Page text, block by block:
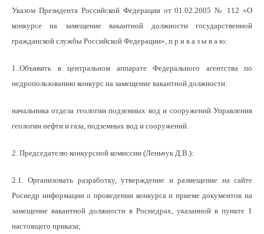
Указом Президента Российской Федерации от 01.02.2005 № 112 «О
конкурсе на замещение вакантной должности государственной
гражданской службы Российской Федерации», п р и к а з ы в а ю:
1..Объявить в центральном аппарате Федерального агентства по
недропользованию конкурс на замещение вакантной должности:
начальника отдела геологии подземных вод и сооружений Управления
геологии нефти и газа, подземных вод и сооружений.
2. Председателю конкурсной комиссии (Леньчук Д.В.):
2.1. Организовать разработку, утверждение и размещение на сайте
Роснедр информации о проведении конкурса и приеме документов на
замещение вакантной должности в Роснедрах, указанной в пункте 1
настоящего приказа;